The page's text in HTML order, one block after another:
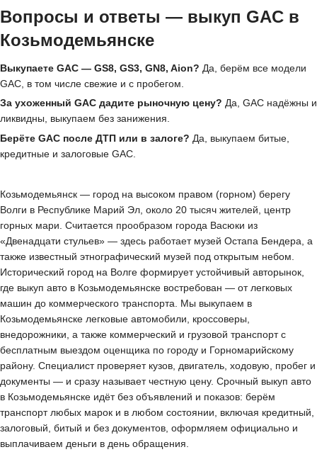
Вопросы и ответы — выкуп GAC в
Козьмодемьянске
Выкупаете GAC — GS8, GS3, GN8, Aion? Да, берём все модели
GAC, в том числе свежие и с пробегом.
За ухоженный GAC дадите рыночную цену? Да, GAC надёжны и
ликвидны, выкупаем без занижения.
Берёте GAC после ДТП или в залоге? Да, выкупаем битые,
кредитные и залоговые GAC.
Козьмодемьянск — город на высоком правом (горном) берегу
Волги в Республике Марий Эл, около 20 тысяч жителей, центр
горных мари. Считается прообразом города Васюки из
«Двенадцати стульев» — здесь работает музей Остапа Бендера, а
также известный этнографический музей под открытым небом.
Исторический город на Волге формирует устойчивый авторынок,
где выкуп авто в Козьмодемьянске востребован — от легковых
машин до коммерческого транспорта. Мы выкупаем в
Козьмодемьянске легковые автомобили, кроссоверы,
внедорожники, а также коммерческий и грузовой транспорт с
бесплатным выездом оценщика по городу и Горномарийскому
району. Специалист проверяет кузов, двигатель, ходовую, пробег и
документы — и сразу называет честную цену. Срочный выкуп авто
в Козьмодемьянске идёт без объявлений и показов: берём
транспорт любых марок и в любом состоянии, включая кредитный,
залоговый, битый и без документов, оформляем официально и
выплачиваем деньги в день обращения.